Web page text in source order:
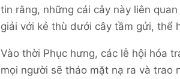
tin rằng, những cái cây này liên
giải với kẻ thù dưới cây tầm gửi, thể
Vào thời Phục hưng, các lễ hội hóa
mọi người sẽ tháo mặt nạ ra và trao